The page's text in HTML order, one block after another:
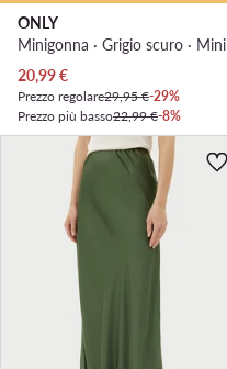
ONLY
Minigonna · Grigio scuro · Mini
Prezzo attuale
20,99€
Prezzo regolare29,95 €-29%
Prezzo più basso22,99 €-8%